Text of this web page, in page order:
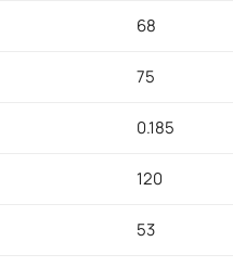
68
75
0.185
120
53